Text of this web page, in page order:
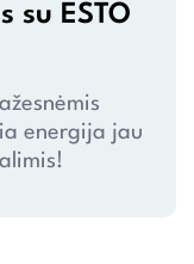
su ESTO
energija jau